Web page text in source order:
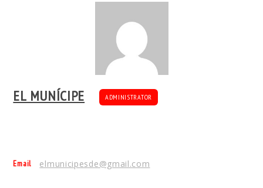
EL MUNÍCIPE ADMINISTRATOR
Email elmunicipesde@gmail.com